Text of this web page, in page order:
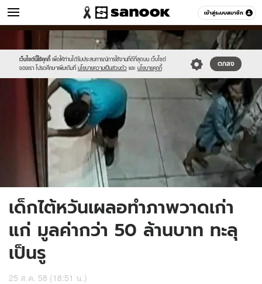
เข้าสู่ระบบสมาชิก
ข่าว หมวดอื่นๆ
เว็บไซต์นี้ใช้คุกกี้ เพื่อให้ท่านได้รับประสบการณ์การใช้งานที่ดีที่สุดบน เว็บไซต์
ของเรา โปรดศึกษาเพิ่มเติมที่ นโยบายความเป็นส่วนตัว และ นโยบายคุกกี้
ตกลง
//s.isanook.com/sr/0/images/logo-
new-
sanook.png
//s.isanook.com/ns/0/ud/370/1854146/news13.jpg
เด็กไต้หวันเผลอทำภาพวาดเก่า
แก่ มูลค่ากว่า 50 ล้านบาท ทะลุ
เป็นรู
25 ส.ค. 58 (18:51 น.)